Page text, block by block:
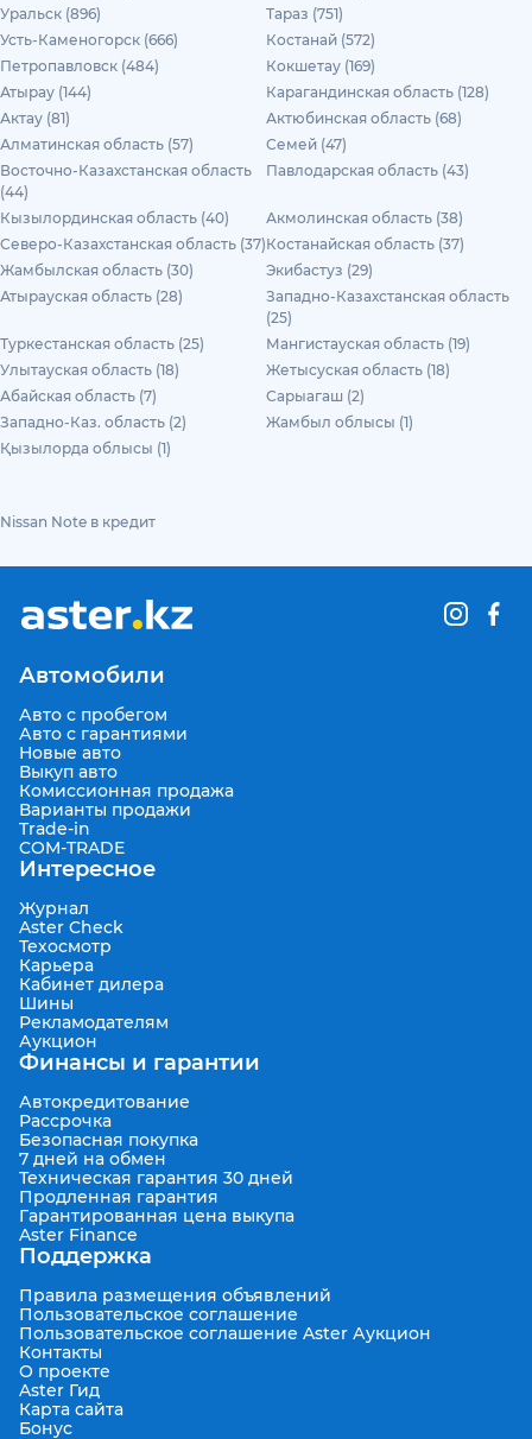
Уральск (896)
Тараз (751)
Усть-Каменогорск (666)
Костанай (572)
Петропавловск (484)
Кокшетау (169)
Атырау (144)
Карагандинская область (128)
Актау (81)
Актюбинская область (68)
Алматинская область (57)
Семей (47)
Восточно-Казахстанская область
(44)
Павлодарская область (43)
Кызылординская область (40)
Акмолинская область (38)
Северо-Казахстанская область (37)Костанайская область (37)
Жамбылская область (30)
Экибастуз (29)
Атырауская область (28)
Западно-Казахстанская область
(25)
Туркестанская область (25)
Мангистауская область (19)
Улытауская область (18)
Жетысуская область (18)
Абайская область (7)
Сарыагаш (2)
Западно-Каз. область (2)
Жамбыл облысы (1)
Қызылорда облысы (1)
Nissan Note в кредит
Автомобили
Авто с пробегом
Авто с гарантиями
Новые авто
Выкуп авто
Комиссионная продажа
Варианты продажи
Trade-in
COM-TRADE
Интересное
Журнал
Aster Check
Техосмотр
Карьера
Кабинет дилера
Шины
Рекламодателям
Аукцион
Финансы и гарантии
Автокредитование
Рассрочка
Безопасная покупка
7 дней на обмен
Техническая гарантия 30 дней
Продленная гарантия
Гарантированная цена выкупа
Aster Finance
Поддержка
Правила размещения объявлений
Пользовательское соглашение
Пользовательское соглашение Aster Аукцион
Контакты
О проекте
Aster Гид
Карта сайта
Бонус